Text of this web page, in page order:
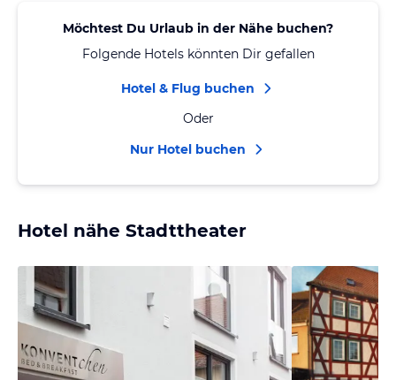
Möchtest Du Urlaub in der Nähe buchen?
Folgende Hotels könnten Dir gefallen
Hotel & Flug buchen
Oder
Nur Hotel buchen
Hotel nähe Stadttheater